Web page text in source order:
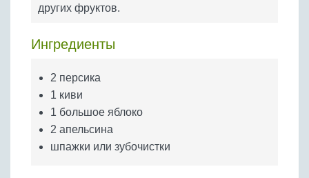
Бобовые
Крупы
других фруктов.
Ингредиенты
2 персика
1 киви
1 большое яблоко
2 апельсина
шпажки или зубочистки